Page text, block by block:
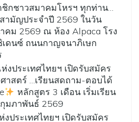
ชิกชาวสมาคมโหรฯ ทุกท่าน…
ามัญประจำปี 2569 ในวัน
คม 2569 ณ ห้อง Alpaca โรง
เดนซ์ ถนนกาญจนาภิเษก
งประเทศไทยฯ เปิดรับสมัคร
าสตร์ …เรียนสดถาม-ตอบได้
หลักสูตร 3 เดือน เริ่มเรียน
มภาพันธ์ 2569
ประเทศไทยฯ เปิดรับสมัคร